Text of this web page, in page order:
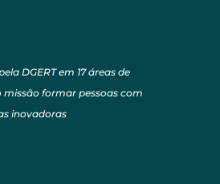
DGERT em 17 áreas de
formar pessoas com
inovadoras